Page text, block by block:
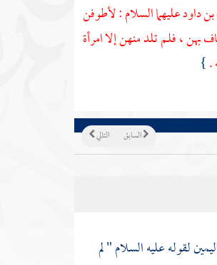
داودعليهما السلام : لأطوفن
بهن ، فلم تلد منهن إلا امرأة
.
}
التالي السابق
لقوله عليه السلام " لم